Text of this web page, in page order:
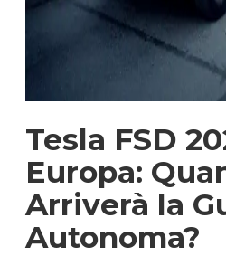
Tesla FSD
Europa:
Arriverà la
Autonoma?